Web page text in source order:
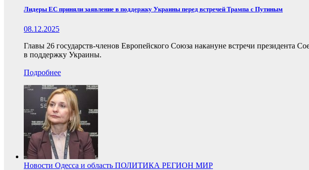
Лидеры ЕС приняли заявление в поддержку Украины перед встречей Трампа с Путиным
08.12.2025
Главы 26 государств-членов Европейского Союза накануне встречи
в поддержку Украины.
Подробнее
Новости Одесса и область ПОЛИТИКА РЕГИОН МИР